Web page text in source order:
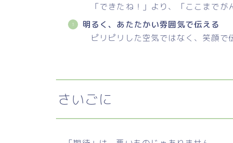
「できたね！」より、「ここまでが
明るく、あたたかい雰囲気で伝える
ピリピリした空気ではなく、笑顔で
さいごに